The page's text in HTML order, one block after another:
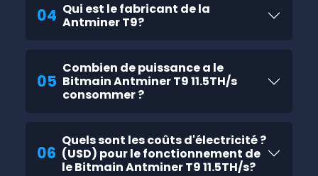
04 Qui est le fabricant de la
Antminer T9?
05
Combien de puissance a le
Bitmain Antminer T9 11.5TH/s
consommer ?
06
Quels sont les coûts d'électricité ?
(USD) pour le fonctionnement de
le Bitmain Antminer T9 11.5TH/s?